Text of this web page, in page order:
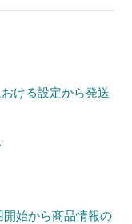
ける設定から発送
開始から商品情報の